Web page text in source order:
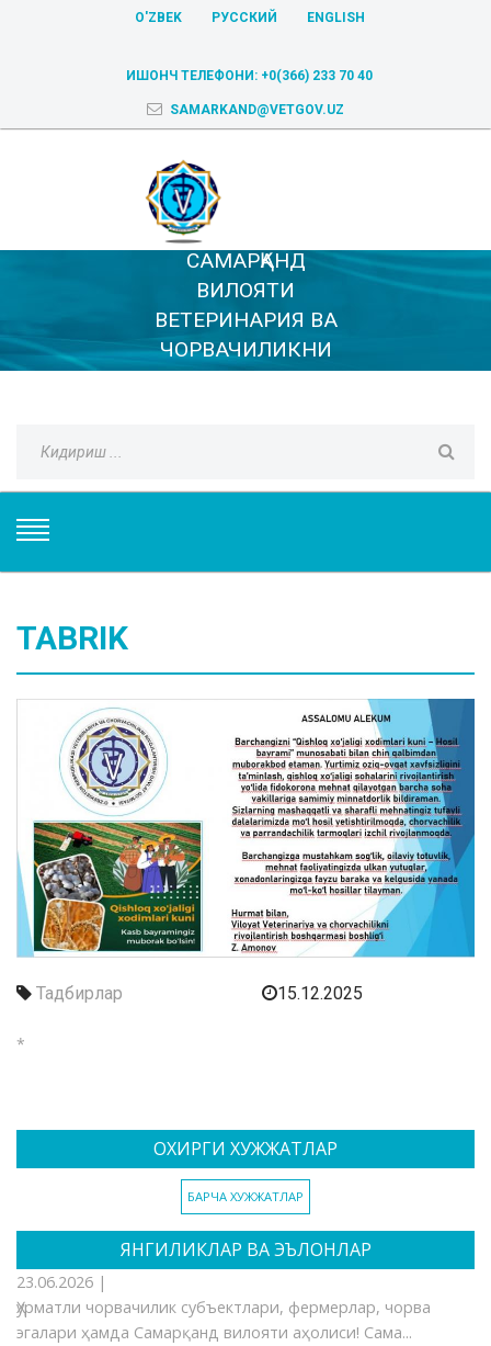
O'ZBEK РУССКИЙ ENGLISH
ИШОНЧ ТЕЛЕФОНИ: +0(366) 233 70 40
SAMARKAND@VETGOV.UZ
САМАРҚАНД
ВИЛОЯТИ
ВЕТЕРИНАРИЯ ВА
ЧОРВАЧИЛИКНИ
РИВОЖЛАНТИРИШ
TABRIK
Тадбирлар 15.12.2025
*
ОХИРГИ ХУЖЖАТЛАР
БАРЧА ХУЖЖАТЛАР
ЯНГИЛИКЛАР ВА ЭЪЛОНЛАР
23.06.2026 |
Ҳурматли чорвачилик субъектлари, фермерлар, чорва
эгалари ҳамда Самарқанд вилояти аҳолиси! Сама...